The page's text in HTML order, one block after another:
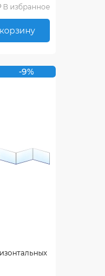
В избранное
-9%